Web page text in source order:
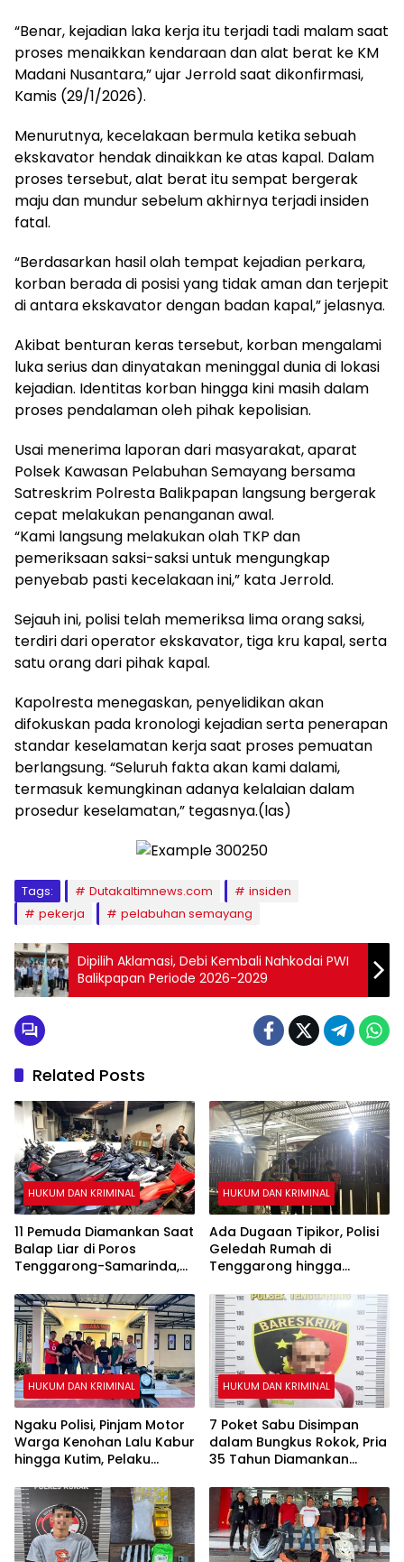
“Benar, kejadian laka kerja itu terjadi tadi malam saat
proses menaikkan kendaraan dan alat berat ke KM
Madani Nusantara,” ujar Jerrold saat dikonfirmasi,
Kamis (29/1/2026).
Menurutnya, kecelakaan bermula ketika sebuah
ekskavator hendak dinaikkan ke atas kapal. Dalam
proses tersebut, alat berat itu sempat bergerak
maju dan mundur sebelum akhirnya terjadi insiden
fatal.
“Berdasarkan hasil olah tempat kejadian perkara,
korban berada di posisi yang tidak aman dan terjepit
di antara ekskavator dengan badan kapal,” jelasnya.
Akibat benturan keras tersebut, korban mengalami
luka serius dan dinyatakan meninggal dunia di lokasi
kejadian. Identitas korban hingga kini masih dalam
proses pendalaman oleh pihak kepolisian.
Usai menerima laporan dari masyarakat, aparat
Polsek Kawasan Pelabuhan Semayang bersama
Satreskrim Polresta Balikpapan langsung bergerak
cepat melakukan penanganan awal.
“Kami langsung melakukan olah TKP dan
pemeriksaan saksi-saksi untuk mengungkap
penyebab pasti kecelakaan ini,” kata Jerrold.
Sejauh ini, polisi telah memeriksa lima orang saksi,
terdiri dari operator ekskavator, tiga kru kapal, serta
satu orang dari pihak kapal.
Kapolresta menegaskan, penyelidikan akan
difokuskan pada kronologi kejadian serta penerapan
standar keselamatan kerja saat proses pemuatan
berlangsung. “Seluruh fakta akan kami dalami,
termasuk kemungkinan adanya kelalaian dalam
prosedur keselamatan,” tegasnya.(las)
Tags: Dutakaltimnews.com
insiden
pekerja
pelabuhan semayang
Dipilih Aklamasi, Debi Kembali Nahkodai PWI
Balikpapan Periode 2026-2029
Related Posts
HUKUM DAN KRIMINAL
11 Pemuda Diamankan Saat
Balap Liar di Poros
Tenggarong-Samarinda,
Bulan
HUKUM DAN KRIMINAL
Ada Dugaan Tipikor, Polisi
Geledah Rumah di
Tenggarong hingga
HUKUM DAN KRIMINAL
Ngaku Polisi, Pinjam Motor
Warga Kenohan Lalu Kabur
hingga Kutim, Pelaku
HUKUM DAN KRIMINAL
7 Poket Sabu Disimpan
dalam Bungkus Rokok, Pria
35 Tahun Diamankan